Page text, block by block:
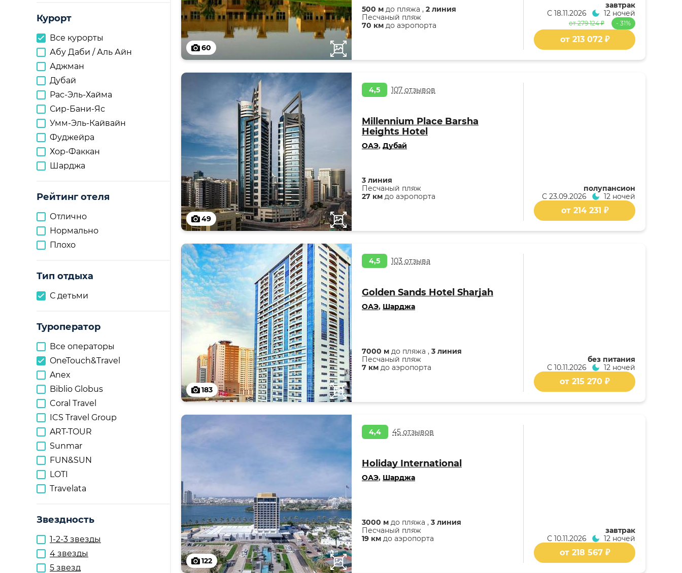
Курорт
Все курорты
Абу Даби / Аль Айн
Аджман
Дубай
Рас-Эль-Хайма
Сир-Бани-Яс
Умм-Эль-Кайвайн
Фуджейра
Хор-Факкан
Шарджа
Рейтинг отеля
Отлично
Нормально
Плохо
Тип отдыха
С детьми
Туроператор
Все операторы
OneTouch&Travel
Anex
Biblio Globus
Coral Travel
ICS Travel Group
ART-TOUR
Sunmar
FUN&SUN
LOTI
Travelata
Звездность
1-2-3 звезды
4 звезды
5 звезд
60
500 м до пляжа , 2 линия
Песчаный пляж
70 км до аэропорта
завтрак
С 18.11.2026 12 ночей
от 279 124 ₽ - 31%
от 213 072 ₽
49
4,5 107 отзывов
Millennium Place Barsha
Heights Hotel
ОАЭ, Дубай
3 линия
Песчаный пляж
27 км до аэропорта
полупансион
С 23.09.2026 12 ночей
от 214 231 ₽
183
4,5 103 отзыва
Golden Sands Hotel Sharjah
ОАЭ, Шарджа
7000 м до пляжа , 3 линия
Песчаный пляж
7 км до аэропорта
без питания
С 10.11.2026 12 ночей
от 215 270 ₽
122
4,4 45 отзывов
Holiday International
ОАЭ, Шарджа
3000 м до пляжа , 3 линия
Песчаный пляж
19 км до аэропорта
завтрак
С 10.11.2026 12 ночей
от 218 567 ₽